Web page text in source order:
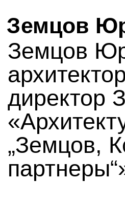
Земцов
Земцов
директор
„Земцов,